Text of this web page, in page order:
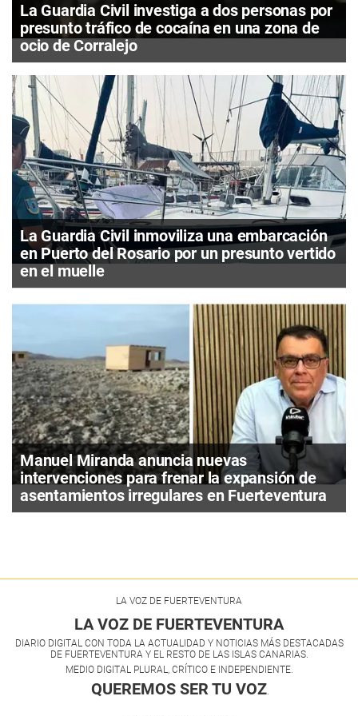
La Guardia Civil investiga a dos personas por
presunto tráfico de cocaína en una zona de
ocio de Corralejo
La Guardia Civil inmoviliza una embarcación
en Puerto del Rosario por un presunto vertido
en el muelle
Manuel Miranda anuncia nuevas
intervenciones para frenar la expansión de
asentamientos irregulares en Fuerteventura
LA VOZ DE FUERTEVENTURA
LA VOZ DE FUERTEVENTURA
DIARIO DIGITAL CON TODA LA ACTUALIDAD Y NOTICIAS MÁS DESTACADAS
DE FUERTEVENTURA Y EL RESTO DE LAS ISLAS CANARIAS.
MEDIO DIGITAL PLURAL, CRÍTICO E INDEPENDIENTE.
QUEREMOS SER TU VOZ